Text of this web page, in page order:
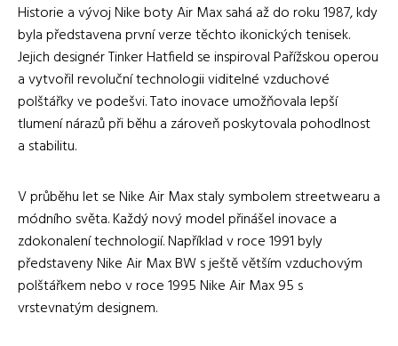
Historie a vývoj Nike boty Air Max sahá až do roku 1987, kdy
byla představena první verze těchto ikonických tenisek.
Jejich designér Tinker Hatfield se inspiroval Pařížskou operou
a vytvořil revoluční technologii viditelné vzduchové
polštářky ve podešvi. Tato inovace umožňovala lepší
tlumení nárazů při běhu a zároveň poskytovala pohodlnost
a stabilitu.
V průběhu let se Nike Air Max staly symbolem streetwearu a
módního světa. Každý nový model přinášel inovace a
zdokonalení technologií. Například v roce 1991 byly
představeny Nike Air Max BW s ještě větším vzduchovým
polštářkem nebo v roce 1995 Nike Air Max 95 s
vrstevnatým designem.